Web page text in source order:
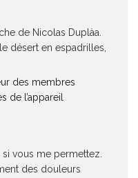
de Nicolas Duplàa.
désert en espadrilles,
des membres
de l’appareil
vous me permettez.
des douleurs